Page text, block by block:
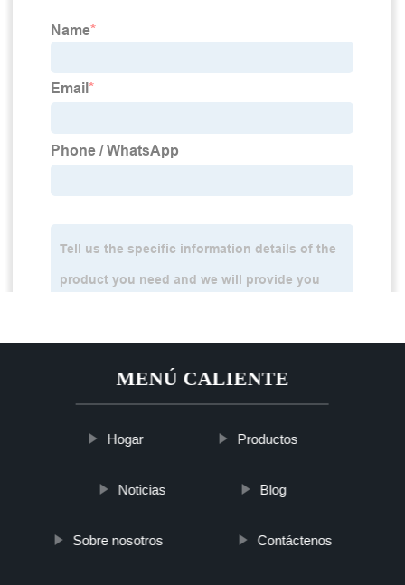
MENÚ CALIENTE
Hogar Productos
Noticias Blog
Sobre nosotros Contáctenos